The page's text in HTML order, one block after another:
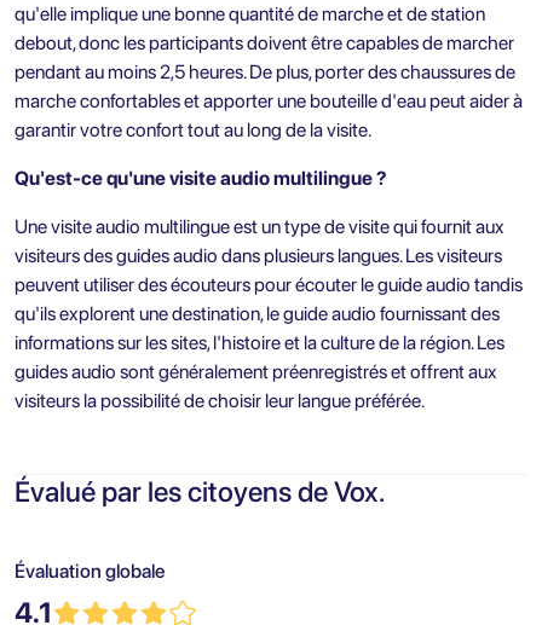
qu'elle implique une bonne quantité de marche et de station
debout, donc les participants doivent être capables de marcher
pendant au moins 2,5 heures. De plus, porter des chaussures de
marche confortables et apporter une bouteille d'eau peut aider à
garantir votre confort tout au long de la visite.
Qu'est-ce qu'une visite audio multilingue ?
Une visite audio multilingue est un type de visite qui fournit aux
visiteurs des guides audio dans plusieurs langues. Les visiteurs
peuvent utiliser des écouteurs pour écouter le guide audio tandis
qu'ils explorent une destination, le guide audio fournissant des
informations sur les sites, l'histoire et la culture de la région. Les
guides audio sont généralement préenregistrés et offrent aux
visiteurs la possibilité de choisir leur langue préférée.
Évalué par les citoyens de Vox.
Évaluation globale
4.1